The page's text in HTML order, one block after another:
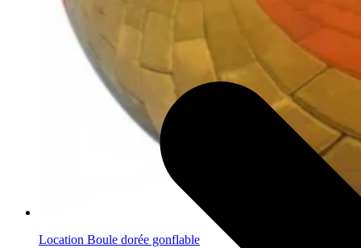
Location Boule dorée gonflable